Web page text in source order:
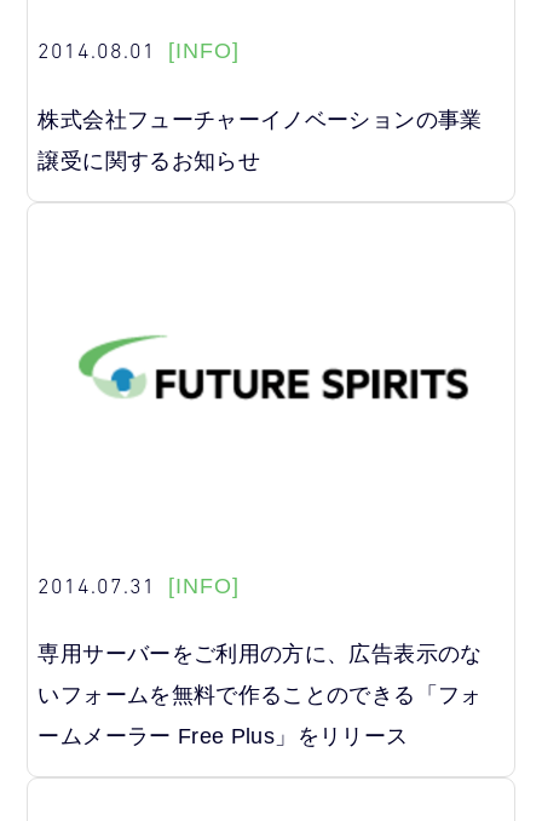
2014.08.01 [INFO]
株式会社フューチャーイノベーションの事業
譲受に関するお知らせ
2014.07.31 [INFO]
専用サーバーをご利用の方に、広告表示のな
いフォームを無料で作ることのできる「フォ
ームメーラー Free Plus」をリリース